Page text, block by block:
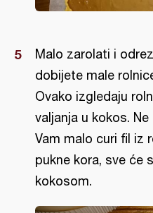
Malo zarolati i
dobijete male
Ovako izgledaju
valjanja u kokos.
Vam malo curi fil iz
pukne kora, sve će
kokosom.